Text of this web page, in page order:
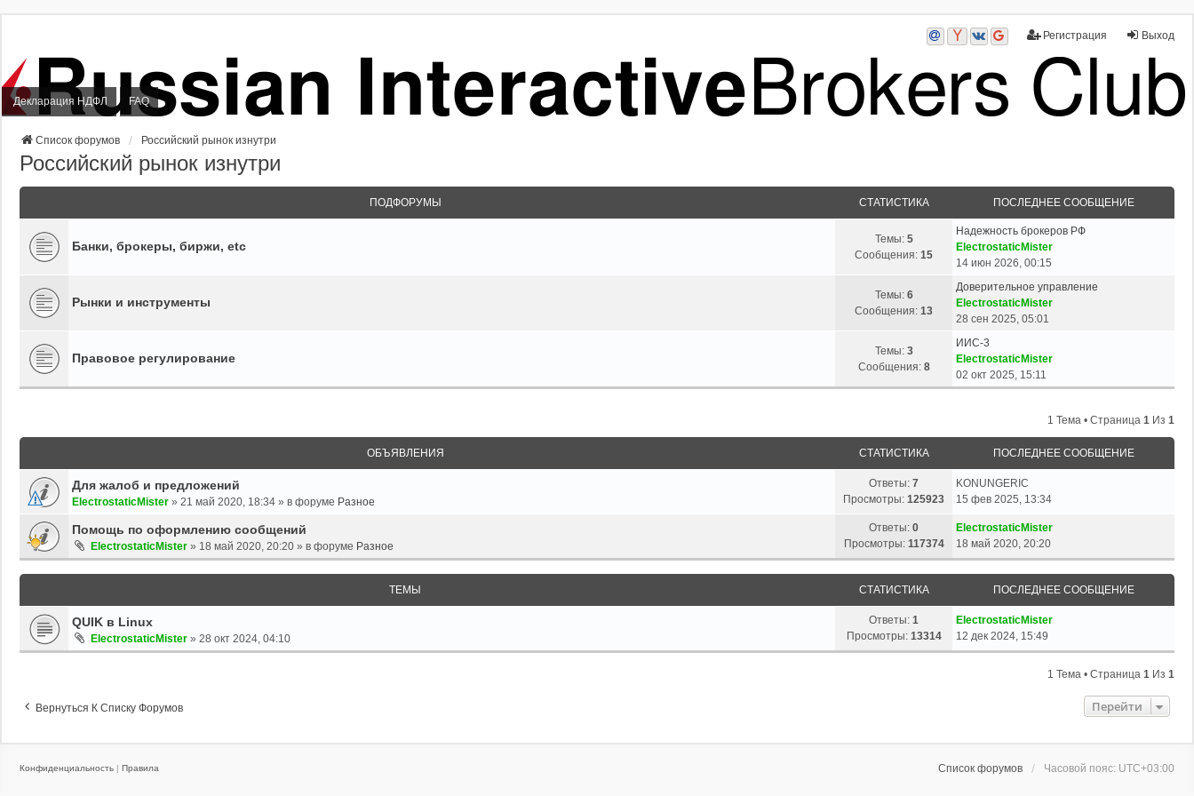
Выход
Регистрация
Декларация НДФЛ FAQ
Список форумов Российский рынок изнутри
Российский рынок изнутри
ПОДФОРУМЫ СТАТИСТИКА ПОСЛЕДНЕЕ СООБЩЕНИЕ
Банки, брокеры, биржи, etc Темы: 5
Сообщения: 15
Надежность брокеров РФ
ElectrostaticMister
14 июн 2026, 00:15
Рынки и инструменты Темы: 6
Сообщения: 13
Доверительное управление
ElectrostaticMister
28 сен 2025, 05:01
Правовое регулирование Темы: 3
Сообщения: 8
ИИС-3
ElectrostaticMister
02 окт 2025, 15:11
1 Тема • Страница 1 Из 1
ОБЪЯВЛЕНИЯ СТАТИСТИКА ПОСЛЕДНЕЕ СООБЩЕНИЕ
Для жалоб и предложений
ElectrostaticMister » 21 май 2020, 18:34 » в форуме Разное
Ответы: 7
Просмотры: 125923
KONUNGERIC
15 фев 2025, 13:34
Помощь по оформлению сообщений
ElectrostaticMister » 18 май 2020, 20:20 » в форуме Разное
Ответы: 0
Просмотры: 117374
ElectrostaticMister
18 май 2020, 20:20
ТЕМЫ СТАТИСТИКА ПОСЛЕДНЕЕ СООБЩЕНИЕ
QUIK в Linux
ElectrostaticMister » 28 окт 2024, 04:10
Ответы: 1
Просмотры: 13314
ElectrostaticMister
12 дек 2024, 15:49
1 Тема • Страница 1 Из 1
Вернуться К Списку Форумов Перейти
Список форумов Часовой пояс: UTC+03:00
Конфиденциальность | Правила